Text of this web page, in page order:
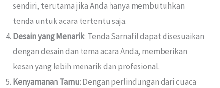
sendiri, terutama jika Anda hanya membutuhkan
tenda untuk acara tertentu saja.
Desain yang Menarik: Tenda Sarnafil dapat disesuaikan
dengan desain dan tema acara Anda, memberikan
kesan yang lebih menarik dan profesional.
Kenyamanan Tamu: Dengan perlindungan dari cuaca